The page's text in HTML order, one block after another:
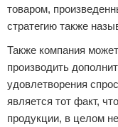
товаром,
стратегию также
Также компания
производить
удовлетворения
является тот факт,
продукции, в целом